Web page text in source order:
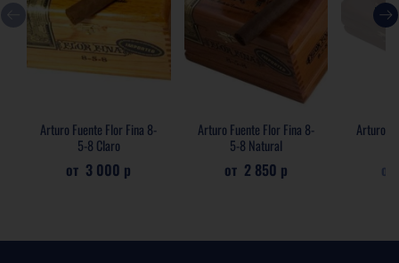
Arturo Fuente Flor Fina 8-
5-8 Claro
от 3 000 р
Arturo Fuente Flor Fina 8-
5-8 Natural
от 2 850 р
Нет
Arturo
от